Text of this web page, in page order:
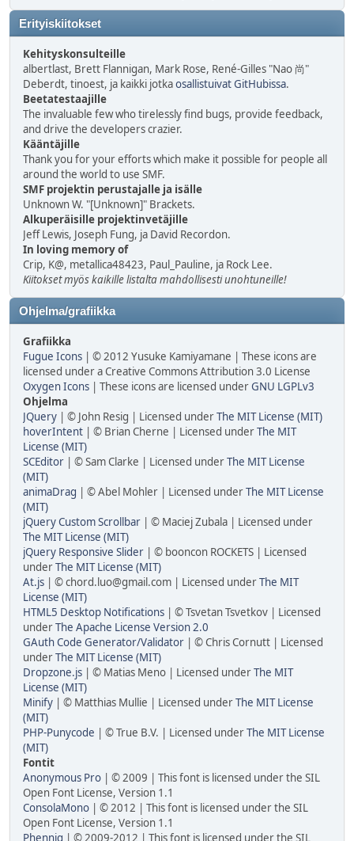
Erityiskiitokset
Kehityskonsulteille
albertlast, Brett Flannigan, Mark Rose, René-Gilles "Nao 尚"
Deberdt, tinoest, ja kaikki jotkaosallistuivat GitHubissa.
Beetatestaajille
The invaluable few who tirelessly find bugs, provide feedback,
and drive the developers crazier.
Kääntäjille
Thank you for your efforts which make it possible for people all
around the world to use SMF.
SMF projektin perustajalle ja isälle
Unknown W. "[Unknown]" Brackets.
Alkuperäisille projektinvetäjille
Jeff Lewis, Joseph Fung, ja David Recordon.
In loving memory of
Crip, K@, metallica48423, Paul_Pauline, ja Rock Lee.
Kiitokset myös kaikille listalta mahdollisesti unohtuneille!
Ohjelma/grafiikka
Grafiikka
Fugue Icons | © 2012 Yusuke Kamiyamane | These icons are
licensed under a Creative Commons Attribution 3.0 License
Oxygen Icons | These icons are licensed underGNU LGPLv3
Ohjelma
JQuery | © John Resig | Licensed underThe MIT License (MIT)
hoverIntent | © Brian Cherne | Licensed underThe MIT
License (MIT)
SCEditor | © Sam Clarke | Licensed underThe MIT License
(MIT)
animaDrag | © Abel Mohler | Licensed underThe MIT License
(MIT)
jQuery Custom Scrollbar | © Maciej Zubala | Licensed under
The MIT License (MIT)
jQuery Responsive Slider | © booncon ROCKETS | Licensed
underThe MIT License (MIT)
At.js | © chord.luo@gmail.com | Licensed underThe MIT
License (MIT)
HTML5 Desktop Notifications | © Tsvetan Tsvetkov | Licensed
underThe Apache License Version 2.0
GAuth Code Generator/Validator | © Chris Cornutt | Licensed
underThe MIT License (MIT)
Dropzone.js | © Matias Meno | Licensed underThe MIT
License (MIT)
Minify | © Matthias Mullie | Licensed underThe MIT License
(MIT)
PHP-Punycode | © True B.V. | Licensed underThe MIT License
(MIT)
Fontit
Anonymous Pro | © 2009 | This font is licensed under the SIL
Open Font License, Version 1.1
ConsolaMono | © 2012 | This font is licensed under the SIL
Open Font License, Version 1.1
Phennig | © 2009-2012 | This font is licensed under the SIL